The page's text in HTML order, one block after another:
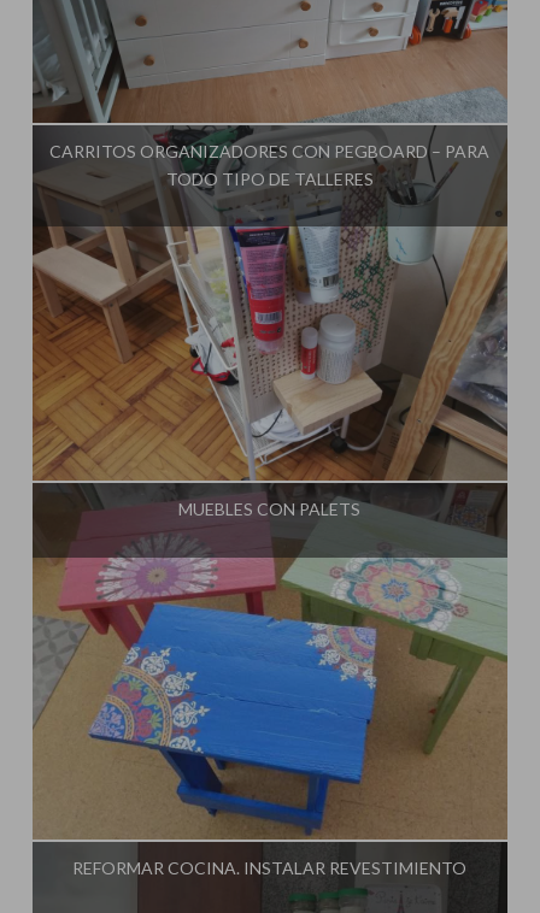
CARRITOS ORGANIZADORES CON PEGBOARD – PARA
TODO TIPO DE TALLERES
Influencer:El Taller de Ire
MUEBLES CON PALETS
Influencer:El Taller de Ire
REFORMAR COCINA. INSTALAR REVESTIMIENTO